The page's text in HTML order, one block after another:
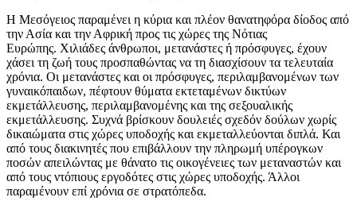
Η Μεσόγειος παραμένει η κύρια και πλέον θανατηφόρα δίοδος από
την Ασία και την Αφρική προς τις χώρες της Νότιας
Ευρώπης. Χιλιάδες άνθρωποι, μετανάστες ή πρόσφυγες, έχουν
χάσει τη ζωή τους προσπαθώντας να τη διασχίσουν τα τελευταία
χρόνια. Οι μετανάστες και οι πρόσφυγες, περιλαμβανομένων των
γυναικόπαιδων, πέφτουν θύματα εκτεταμένων δικτύων
εκμετάλλευσης, περιλαμβανομένης και της σεξουαλικής
εκμετάλλευσης. Συχνά βρίσκουν δουλειές σχεδόν δούλων χωρίς
δικαιώματα στις χώρες υποδοχής και εκμεταλλεύονται διπλά. Και
από τους διακινητές που επιβάλλουν την πληρωμή υπέρογκων
ποσών απειλώντας με θάνατο τις οικογένειες των μεταναστών και
από τους ντόπιους εργοδότες στις χώρες υποδοχής. Άλλοι
παραμένουν επί χρόνια σε στρατόπεδα.